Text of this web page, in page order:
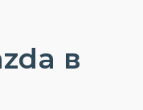
в